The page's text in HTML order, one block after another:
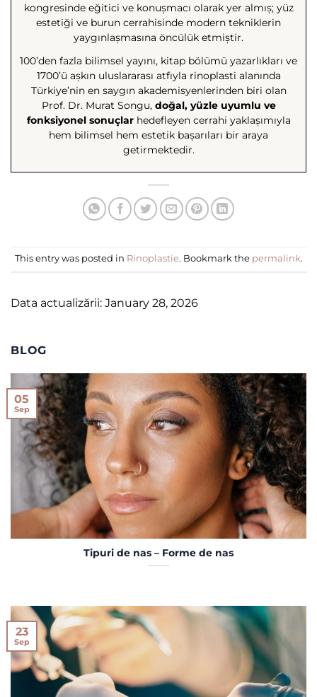
kongresinde eğitici ve konuşmacı olarak yer almış; yüz
estetiği ve burun cerrahisinde modern tekniklerin
yaygınlaşmasına öncülük etmiştir.
100’den fazla bilimsel yayını, kitap bölümü yazarlıkları ve
1700’ü aşkın uluslararası atfıyla rinoplasti alanında
Türkiye’nin en saygın akademisyenlerinden biri olan
Prof. Dr. Murat Songu, doğal, yüzle uyumlu ve
fonksiyonel sonuçlarhedefleyen cerrahi yaklaşımıyla
hem bilimsel hem estetik başarıları bir araya
getirmektedir.
This entry was posted in Rinoplastie. Bookmark the permalink.
Data actualizării: January 28, 2026
BLOG
Tipuri de nas – Forme de nas
05
Sep
23
Sep